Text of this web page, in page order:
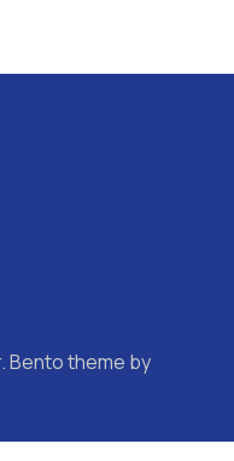
Bento theme by